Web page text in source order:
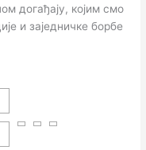
догађају, којим смо
и заједничке борбе